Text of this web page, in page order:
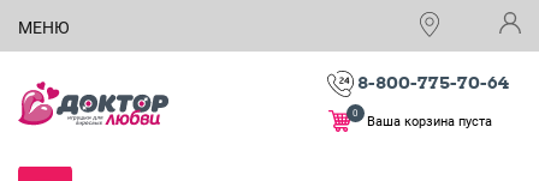
МЕНЮ
8-800-775-70-64
Ваша корзина пуста
0